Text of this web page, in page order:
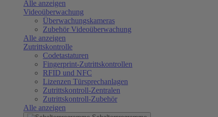
Alle anzeigen
Videoüberwachung
Überwachungskameras
Zubehör Videoüberwachung
Alle anzeigen
Zutrittskontrolle
Codetastaturen
Fingerprint-Zutrittskontrollen
RFID und NFC
Lizenzen Türsprechanlagen
Zutrittskontroll-Zentralen
Zutrittskontroll-Zubehör
Alle anzeigen